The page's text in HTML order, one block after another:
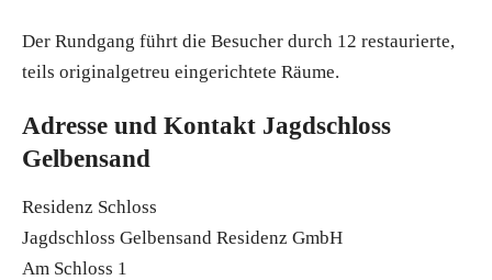
Der Rundgang führt die Besucher durch 12 restaurierte,
teils originalgetreu eingerichtete Räume.
Adresse und Kontakt Jagdschloss
Gelbensand
Residenz Schloss
Jagdschloss Gelbensand Residenz GmbH
Am Schloss 1